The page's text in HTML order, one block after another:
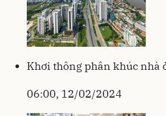
Khơi thông phân khúc nhà
06:00, 12/02/2024